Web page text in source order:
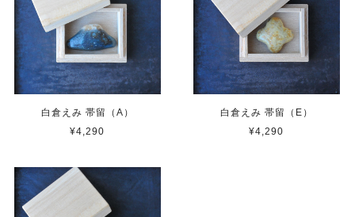
白倉えみ 帯留（A）
¥4,290
白倉えみ 帯留（E）
¥4,290